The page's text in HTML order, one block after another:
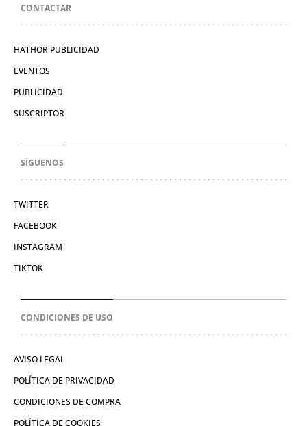
CONTACTAR
HATHOR PUBLICIDAD
EVENTOS
PUBLICIDAD
SUSCRIPTOR
SÍGUENOS
TWITTER
FACEBOOK
INSTAGRAM
TIKTOK
CONDICIONES DE USO
AVISO LEGAL
POLÍTICA DE PRIVACIDAD
CONDICIONES DE COMPRA
POLÍTICA DE COOKIES